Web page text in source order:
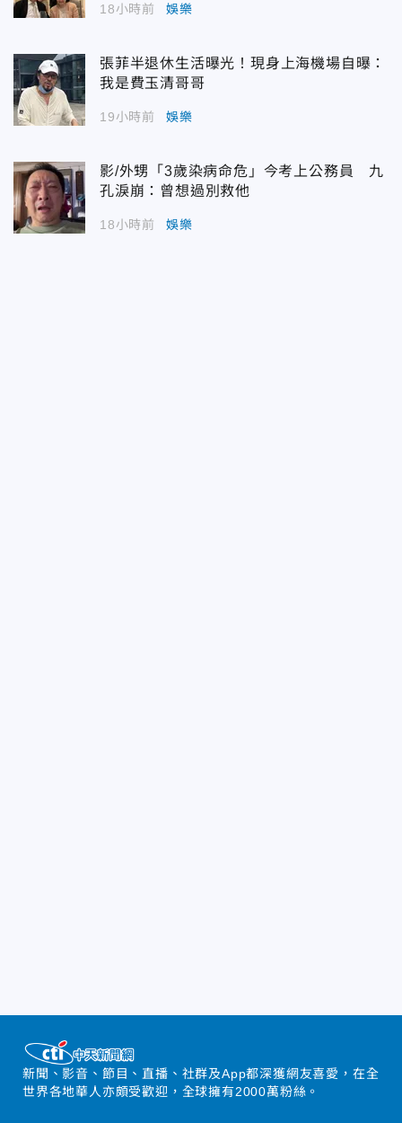
18小時前 娛樂
張菲半退休生活曝光！現身上海機場自曝：
我是費玉清哥哥
19小時前 娛樂
影/外甥「3歲染病命危」今考上公務員 九
孔淚崩：曾想過別救他
18小時前 娛樂
新聞、影音、節目、直播、社群及App都深獲網友喜愛，在全
世界各地華人亦頗受歡迎，全球擁有2000萬粉絲。